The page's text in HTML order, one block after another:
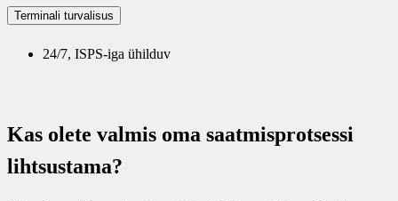
Terminali turvalisus
24/7, ISPS-iga ühilduv
Kas olete valmis oma saatmisprotsessi
lihtsustama?